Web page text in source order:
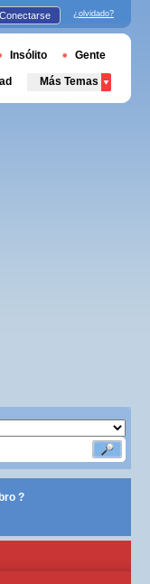
?
Conectarse ¿olvidado?
Insólito Gente
Más Temas